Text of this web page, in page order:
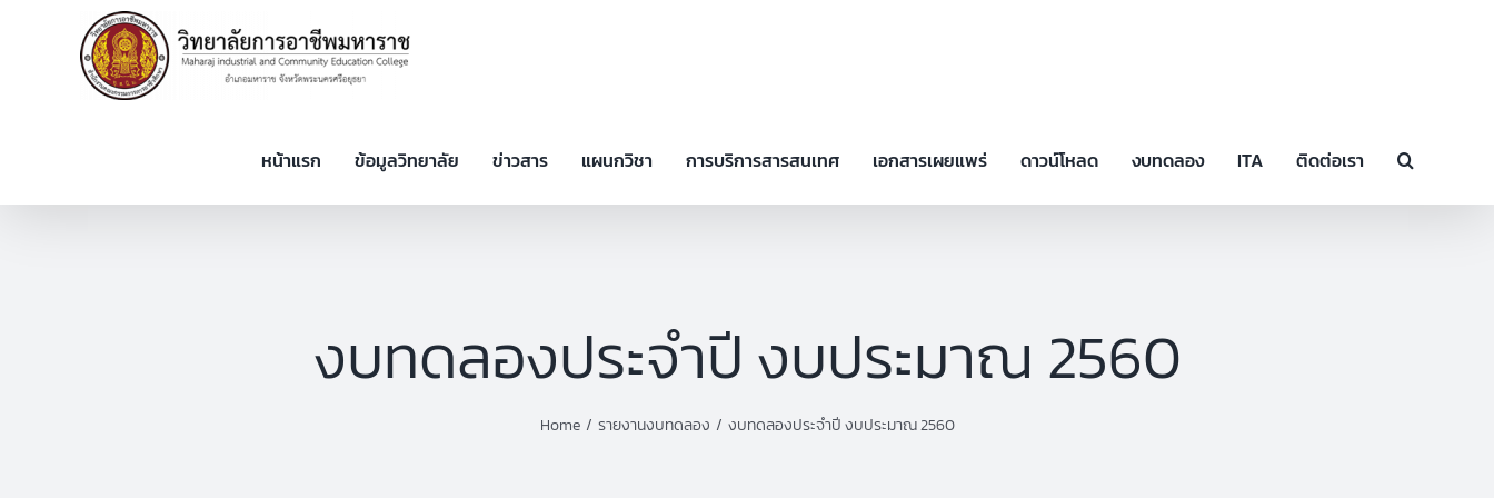
หน้าแรก ข้อมูลวิทยาลัย ข่าวสาร แผนกวิชา การบริการสารสนเทศ เอกสารเผยแพร่ ดาวน์โหลด งบทดลอง ITA ติดต่อเรา
งบทดลองประจำปี งบประมาณ 2560
Home รายงานงบทดลอง งบทดลองประจำปี งบประมาณ 2560